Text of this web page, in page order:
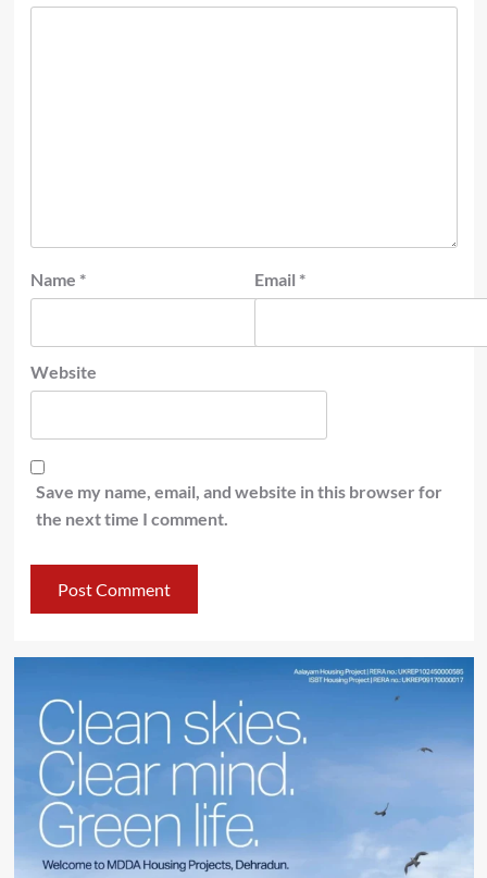
Name * Email *
Website
Save my name, email, and website in this browser for
the next time I comment.